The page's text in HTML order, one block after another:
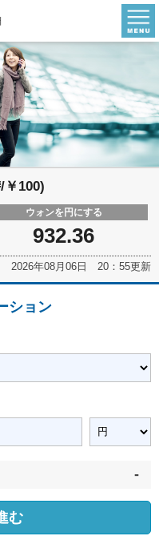
100)
ウォンを円にする
932.36
2026年08月06日 20：55更新
ション
-
む